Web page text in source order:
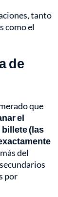
tanto
como el
de
que
el
billete (las
del
por